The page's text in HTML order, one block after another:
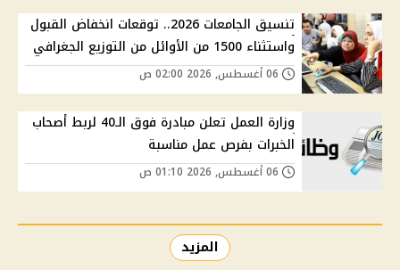
تنسيق الجامعات 2026.. توقعات انخفاض القبول
واستثناء 1500 من الأوائل من التوزيع الجغرافي
وزارة العمل تعلن مبادرة فوق الـ40 لربط أصحاب
الخبرات بفرص عمل مناسبة
المزيد